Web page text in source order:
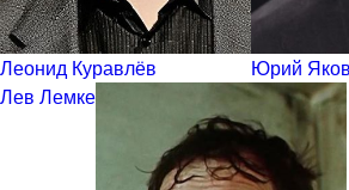
Леонид Куравлёв
Юрий
Лев Лемке